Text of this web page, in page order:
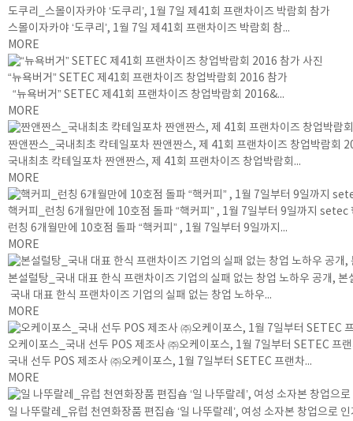
도쿠리_스몰이자카야 ‘도쿠리’, 1월 7일 제41회 프랜차이즈 박람회 참가
스몰이자카야 ‘도쿠리’, 1월 7일 제41회 프랜차이즈 박람회 참...
MORE
“뉴욕버거” SETEC 제41회 프랜차이즈 창업박람회 2016 참가
“뉴욕버거” SETEC 제41회 프랜차이즈 창업박람회 2016&...
MORE
짠앤짠스_국내최초 칵테일포차 짠앤짠스, 제 41회 프랜차이즈 창업박람회
국내최초 칵테일포차 짠앤짠스, 제 41회 프랜차이즈 창업박람회...
MORE
핵커피_런칭 6개월만에 10호점 돌파 “핵커피” , 1월 7일부터 9일까지 setec
런칭 6개월만에 10호점 돌파 “핵커피” , 1월 7일부터 9일까지...
MORE
본설럴탕_국내 대표 한식 프랜차이즈 기업의 실패 없는 창업 노하우 공개,
국내 대표 한식 프랜차이즈 기업의 실패 없는 창업 노하우...
MORE
오케이포스_국내 선두 POS 제조사 ㈜오케이포스, 1월 7일부터 SETEC 프
국내 선두 POS 제조사 ㈜오케이포스, 1월 7일부터 SETEC 프랜차...
MORE
일 나뚜랄레_유럽 천연화장품 편집숍 ‘일 나뚜랄레’, 여성 소자본 창업으로